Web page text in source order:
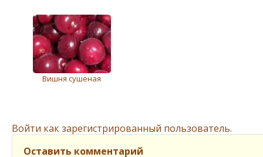
Вишня сушеная
Войти как зарегистрированный пользователь.
Оставить комментарий